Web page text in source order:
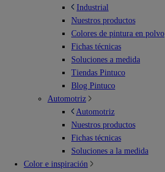
Industrial
Nuestros productos
Colores de pintura en polvo
Fichas técnicas
Soluciones a medida
Tiendas Pintuco
Blog Pintuco
Automotriz
Automotriz
Nuestros productos
Fichas técnicas
Soluciones a la medida
Color e inspiración